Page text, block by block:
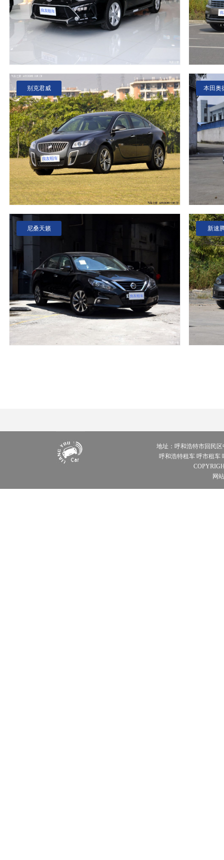
别克君威 本田奥
尼桑天籁 新速
地址：呼和浩特市回民区
呼和浩特租车 呼市租车
网